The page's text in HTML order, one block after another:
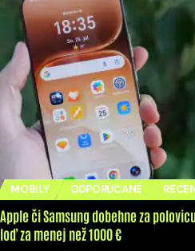
MOBILY ODPORÚČANÉ
Apple či Samsung dobehne za
loď za menej než 1000 €